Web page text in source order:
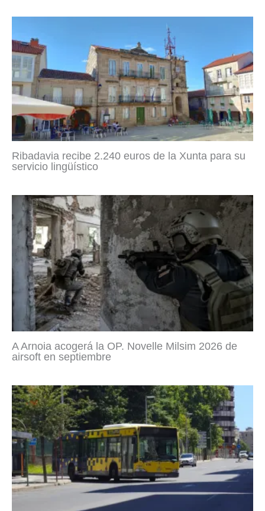
Ribadavia recibe 2.240 euros de la Xunta para su
servicio lingüístico
A Arnoia acogerá la OP. Novelle Milsim 2026 de
airsoft en septiembre